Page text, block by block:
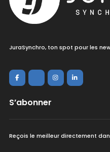
JuraSynchro, ton spot pour les
S’abonner
Reçois le meilleur directement